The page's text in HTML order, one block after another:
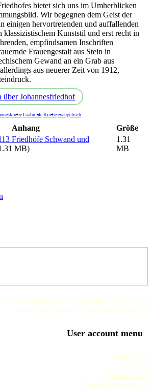
bietet sich uns im Umherblicken
Wir begegnen dem Geist der
einigen hervortretenden und auffallenden
klassizistischem Kunststil und erst recht in
empfindsamen Inschriften
Frauengestalt aus Stein in
Gewand an ein Grab aus
aus neuerer Zeit von 1912,
über Johannesfriedhof
GrabmaleKircheevangelisch
Anhang
Größe
Friedhöfe Schwand und
MB)
1.31
MB
bedankt sich ganz herzlich bei
seinen Sponsoren, Helfern und Freunden
User account menu
Impressum
Service
Datenschutz
Literaturverzeichnis